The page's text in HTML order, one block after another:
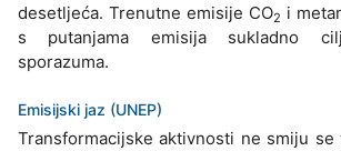
desetljeća. Trenutne emisije CO2 i
s putanjama emisija sukladno
sporazuma.
Emisijski jaz (UNEP)
Transformacijske aktivnosti ne smiju se